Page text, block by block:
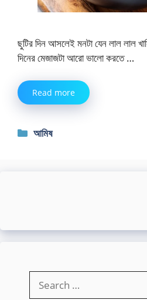
ছুটির দিন আসলেই মনটা যেন লাল লাল
দিনের মেজাজটা আরো ভালো করতে …
Read more
Categories
আমিষ
for: